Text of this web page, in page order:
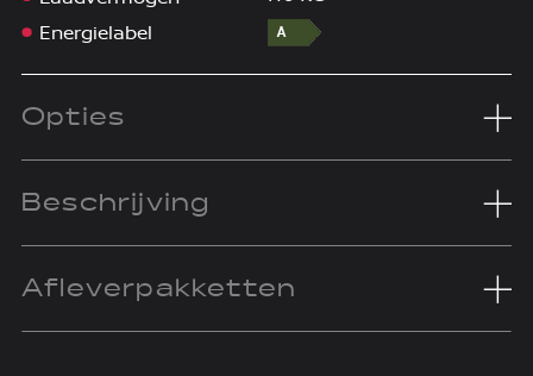
Energielabel
Opties
Beschrijving
Afleverpakketten